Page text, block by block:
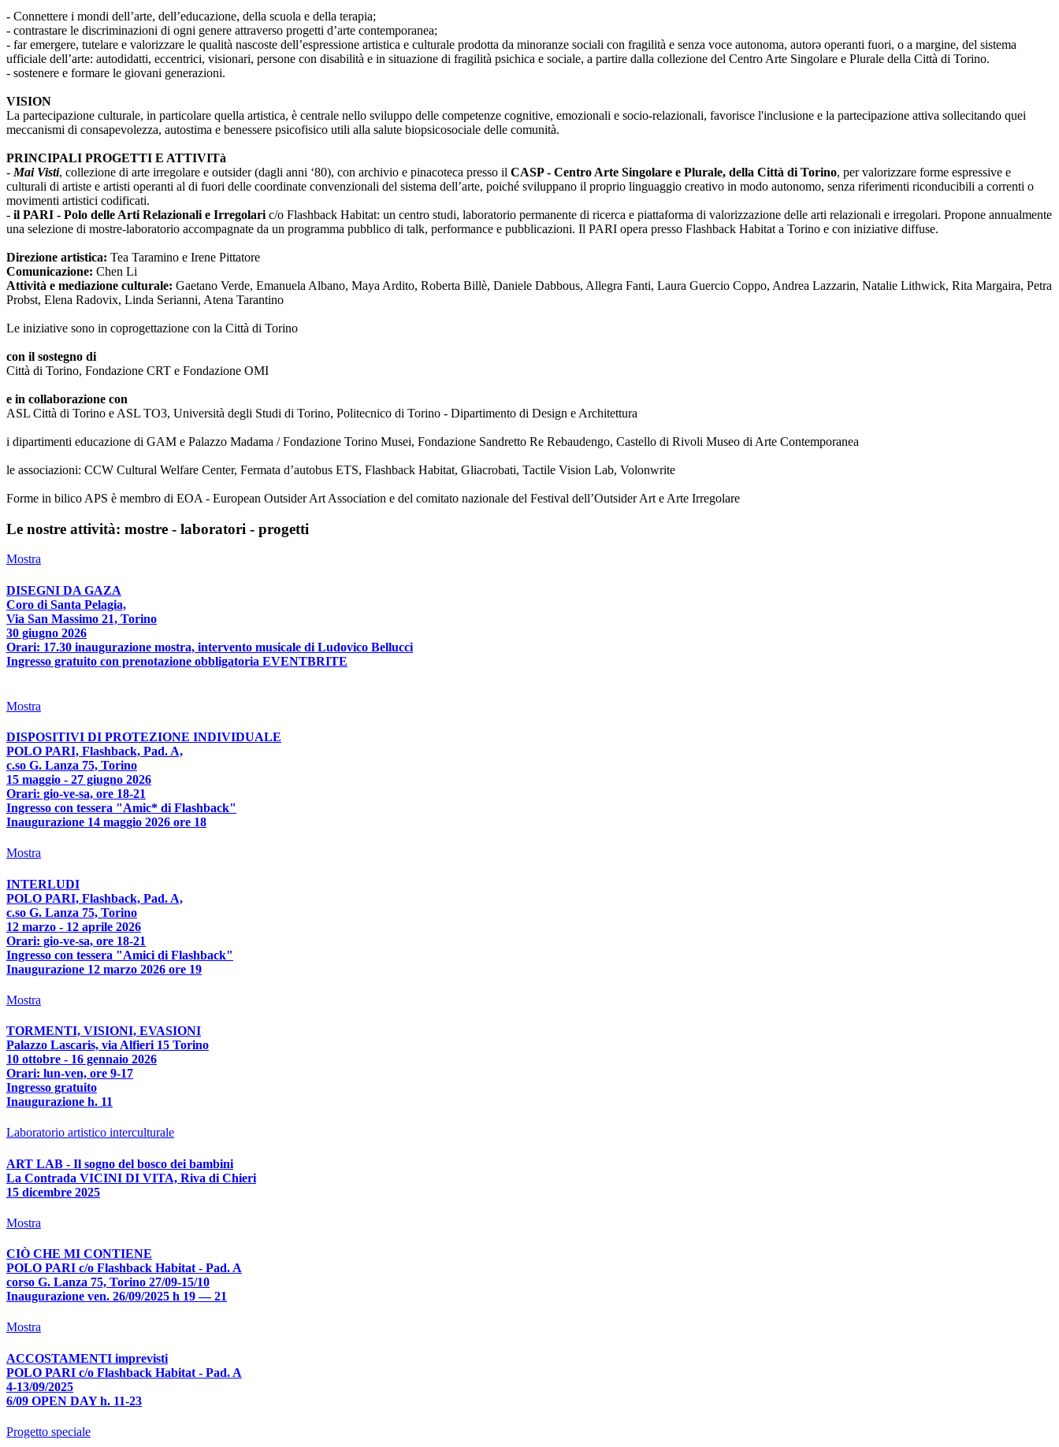
- Connettere i mondi dell’arte, dell’educazione, della scuola e della terapia;
- contrastare le discriminazioni di ogni genere attraverso progetti d’arte contemporanea;
- far emergere, tutelare e valorizzare le qualità nascoste dell’espressione artistica e culturale prodotta da minoranze sociali con fragilità e senza voce autonoma, autorə operanti fuori, o a margine, del sistema
ufficiale dell’arte: autodidatti, eccentrici, visionari, persone con disabilità e in situazione di fragilità psichica e sociale, a partire dalla collezione del Centro Arte Singolare e Plurale della Città di Torino.
- sostenere e formare le giovani generazioni.
VISION
La partecipazione culturale, in particolare quella artistica, è centrale nello sviluppo delle competenze cognitive, emozionali e socio-relazionali, favorisce l'inclusione e la partecipazione attiva sollecitando quei
meccanismi di consapevolezza, autostima e benessere psicofisico utili alla salute biopsicosociale delle comunità.
PRINCIPALI PROGETTI E ATTIVITà
- Mai Visti, collezione di arte irregolare e outsider (dagli anni ‘80), con archivio e pinacoteca presso il CASP - Centro Arte Singolare e Plurale, della Città di Torino, per valorizzare forme espressive e
culturali di artiste e artisti operanti al di fuori delle coordinate convenzionali del sistema dell’arte, poiché sviluppano il proprio linguaggio creativo in modo autonomo, senza riferimenti riconducibili a correnti o
movimenti artistici codificati.
- il PARI - Polo delle Arti Relazionali e Irregolari c/o Flashback Habitat: un centro studi, laboratorio permanente di ricerca e piattaforma di valorizzazione delle arti relazionali e irregolari. Propone annualmente
una selezione di mostre-laboratorio accompagnate da un programma pubblico di talk, performance e pubblicazioni. Il PARI opera presso Flashback Habitat a Torino e con iniziative diffuse.
Direzione artistica: Tea Taramino e Irene Pittatore
Comunicazione: Chen Li
Attività e mediazione culturale: Gaetano Verde, Emanuela Albano, Maya Ardito, Roberta Billè, Daniele Dabbous, Allegra Fanti, Laura Guercio Coppo, Andrea Lazzarin, Natalie Lithwick, Rita Margaira, Petra
Probst, Elena Radovix, Linda Serianni, Atena Tarantino
Le iniziative sono in coprogettazione con la Città di Torino
con il sostegno di
Città di Torino, Fondazione CRT e Fondazione OMI
e in collaborazione con
ASL Città di Torino e ASL TO3, Università degli Studi di Torino, Politecnico di Torino - Dipartimento di Design e Architettura
i dipartimenti educazione di GAM e Palazzo Madama / Fondazione Torino Musei, Fondazione Sandretto Re Rebaudengo, Castello di Rivoli Museo di Arte Contemporanea
le associazioni: CCW Cultural Welfare Center, Fermata d’autobus ETS, Flashback Habitat, Gliacrobati, Tactile Vision Lab, Volonwrite
Forme in bilico APS è membro di EOA - European Outsider Art Association e del comitato nazionale del Festival dell’Outsider Art e Arte Irregolare
Le nostre attività: mostre - laboratori - progetti
Mostra
DISEGNI DA GAZA
Coro di Santa Pelagia,
Via San Massimo 21, Torino
30 giugno 2026
Orari: 17.30 inaugurazione mostra, intervento musicale di Ludovico Bellucci
Ingresso gratuito con prenotazione obbligatoria EVENTBRITE
Mostra
DISPOSITIVI DI PROTEZIONE INDIVIDUALE
POLO PARI, Flashback, Pad. A,
c.so G. Lanza 75, Torino
15 maggio - 27 giugno 2026
Orari: gio-ve-sa, ore 18-21
Ingresso con tessera "Amic* di Flashback"
Inaugurazione 14 maggio 2026 ore 18
Mostra
INTERLUDI
POLO PARI, Flashback, Pad. A,
c.so G. Lanza 75, Torino
12 marzo - 12 aprile 2026
Orari: gio-ve-sa, ore 18-21
Ingresso con tessera "Amici di Flashback"
Inaugurazione 12 marzo 2026 ore 19
Mostra
TORMENTI, VISIONI, EVASIONI
Palazzo Lascaris, via Alfieri 15 Torino
10 ottobre - 16 gennaio 2026
Orari: lun-ven, ore 9-17
Ingresso gratuito
Inaugurazione h. 11
Laboratorio artistico interculturale
ART LAB - Il sogno del bosco dei bambini
La Contrada VICINI DI VITA, Riva di Chieri
15 dicembre 2025
Mostra
CIÒ CHE MI CONTIENE
POLO PARI c/o Flashback Habitat - Pad. A
corso G. Lanza 75, Torino 27/09-15/10
Inaugurazione ven. 26/09/2025 h 19 — 21
Mostra
ACCOSTAMENTI imprevisti
POLO PARI c/o Flashback Habitat - Pad. A
4-13/09/2025
6/09 OPEN DAY h. 11-23
Progetto speciale